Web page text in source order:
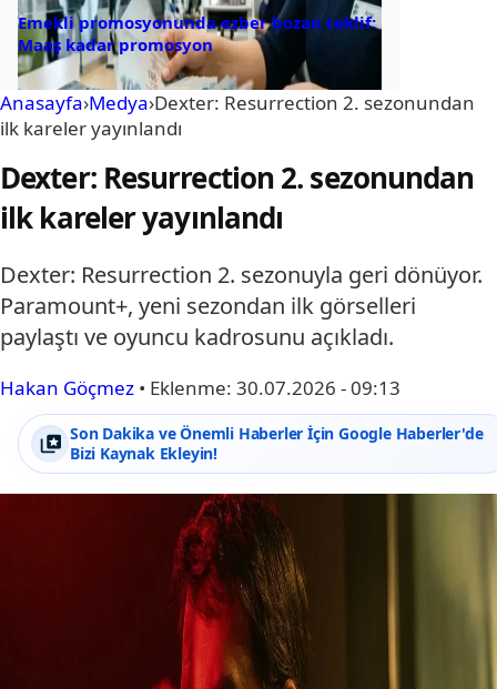
Emekli promosyonunda ezber bozan teklif:
Maaş kadar promosyon
Anasayfa›Medya›Dexter: Resurrection 2. sezonundan
ilk kareler yayınlandı
Dexter: Resurrection 2. sezonundan
ilk kareler yayınlandı
Dexter: Resurrection 2. sezonuyla geri dönüyor.
Paramount+, yeni sezondan ilk görselleri
paylaştı ve oyuncu kadrosunu açıkladı.
Hakan Göçmez • Eklenme: 30.07.2026 - 09:13
Son Dakika ve Önemli Haberler İçin Google Haberler'de
Bizi Kaynak Ekleyin!